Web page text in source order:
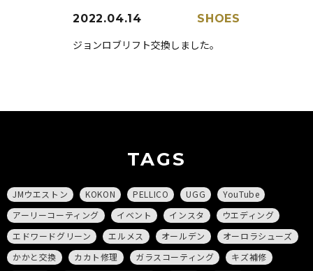
2022.04.14 SHOES
ジョンロブリフト交換しました。
TAGS
JMウエストン KOKON PELLICO UGG
YouTube
アーリーコーティング
イベント インスタ
ウエディング
エドワードグリーン
エルメス オールデン
オーロラシューズ
かかと交換
カカト修理 ガラスコーティング
キズ補修